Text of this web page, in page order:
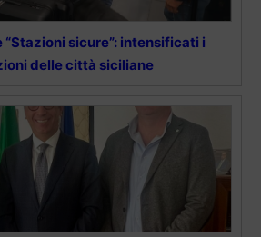
“Stazioni sicure”: intensificati i
delle città siciliane